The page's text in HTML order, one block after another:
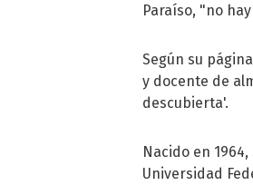
Paraíso, "no
Según su
y docente de
descubierta'.
Nacido en
Universidad